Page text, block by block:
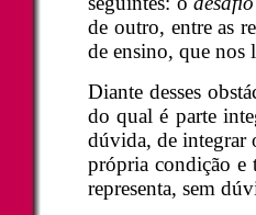
de outro, entre as
de ensino, que nos
Diante desses
do qual é parte
dúvida, de integrar
própria condição e
representa, sem